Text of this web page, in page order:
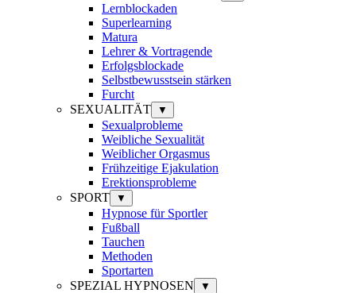
Lernblockaden
Superlearning
Matura
Lehrer & Vortragende
Erfolgsblockade
Selbstbewusstsein stärken
Furcht
SEXUALITÄT
▼
Sexualprobleme
Weibliche Sexualität
Weiblicher Orgasmus
Frühzeitige Ejakulation
Erektionsprobleme
SPORT
▼
Hypnose für Sportler
Fußball
Tauchen
Methoden
Sportarten
SPEZIAL HYPNOSEN
▼